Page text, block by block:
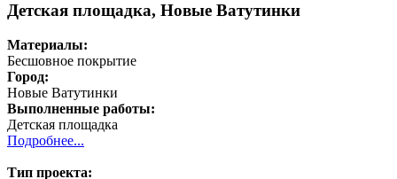
Детская площадка, Новые Ватутинки
Материалы:
Бесшовное покрытие
Город:
Новые Ватутинки
Выполненные работы:
Детская площадка
Подробнее...
Тип проекта: